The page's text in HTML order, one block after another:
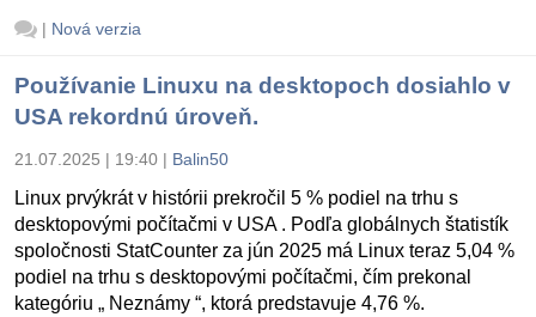
| Nová verzia
Používanie Linuxu na desktopoch dosiahlo v
USA rekordnú úroveň.
21.07.2025 | 19:40 | Balin50
Linux prvýkrát v histórii prekročil 5 % podiel na trhu s
desktopovými počítačmi v USA . Podľa globálnych štatistík
spoločnosti StatCounter za jún 2025 má Linux teraz 5,04 %
podiel na trhu s desktopovými počítačmi, čím prekonal
kategóriu „ Neznámy “, ktorá predstavuje 4,76 %.